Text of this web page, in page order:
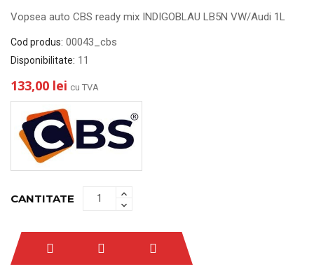
Vopsea auto CBS ready mix INDIGOBLAU LB5N VW/Audi 1L
Cod produs: 00043_cbs
Disponibilitate: 11
133,00 lei cu TVA
CANTITATE